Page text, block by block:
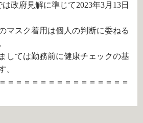
政府見解に準じて2023年3月13日
マスク着用は個人の判断に委ねる
しては勤務前に健康チェックの基
。
＝＝＝＝＝＝＝＝＝＝＝＝＝＝＝